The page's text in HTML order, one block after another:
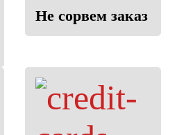
Не сорвем заказ